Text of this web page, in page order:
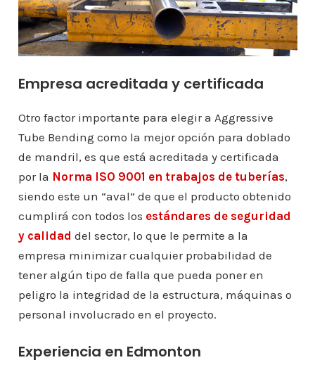
Empresa acreditada y certificada
Otro factor importante para elegir a Aggressive
Tube Bending como la mejor opción para doblado
de mandril, es que está acreditada y certificada
por la Norma ISO 9001 en trabajos de tuberías,
siendo este un “aval” de que el producto obtenido
cumplirá con todos los estándares de seguridad
y calidad del sector, lo que le permite a la
empresa minimizar cualquier probabilidad de
tener algún tipo de falla que pueda poner en
peligro la integridad de la estructura, máquinas o
personal involucrado en el proyecto.
Experiencia en Edmonton